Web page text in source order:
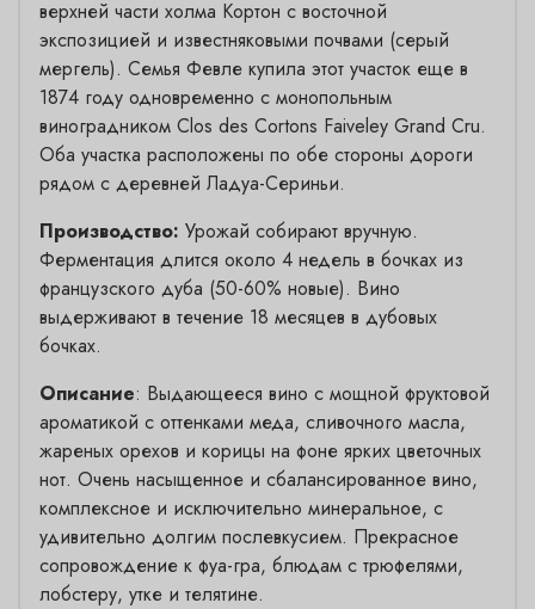
верхней части холма Кортон с восточной
экспозицией и известняковыми почвами (серый
мергель). Семья Февле купила этот участок еще в
1874 году одновременно с монопольным
виноградником Clos des Cortons Faiveley Grand Cru.
Оба участка расположены по обе стороны дороги
рядом с деревней Ладуа-Сериньи.
Производство: Урожай собирают вручную.
Ферментация длится около 4 недель в бочках из
французского дуба (50-60% новые). Вино
выдерживают в течение 18 месяцев в дубовых
бочках.
Описание: Выдающееся вино с мощной фруктовой
ароматикой с оттенками меда, сливочного масла,
жареных орехов и корицы на фоне ярких цветочных
нот. Очень насыщенное и сбалансированное вино,
комплексное и исключительно минеральное, с
удивительно долгим послевкусием. Прекрасное
сопровождение к фуа-гра, блюдам с трюфелями,
лобстеру, утке и телятине.